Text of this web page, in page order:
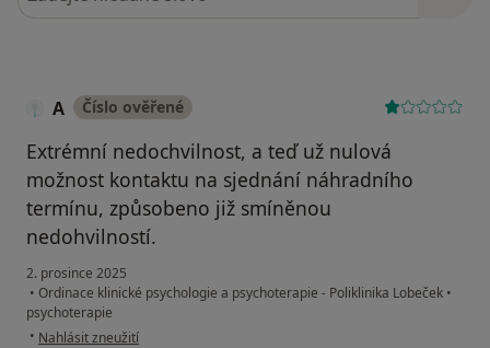
A Číslo ověřené
Extrémní nedochvilnost, a teď už nulová
možnost kontaktu na sjednání náhradního
termínu, způsobeno již smíněnou
nedohvilností.
2. prosince 2025
• Ordinace klinické psychologie a psychoterapie - Poliklinika Lobeček •
psychoterapie
• podle názoru uživatele A
Nahlásit zneužití